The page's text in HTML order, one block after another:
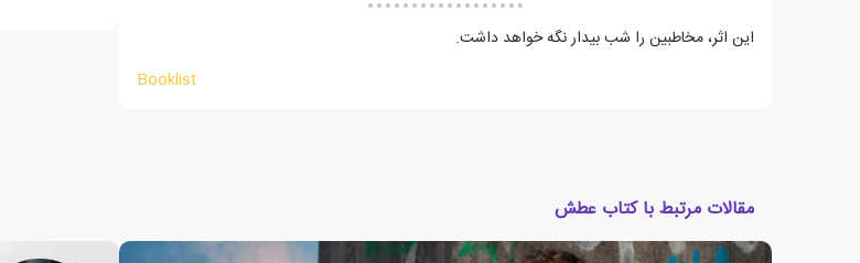
این اثر، مخاطبین را شب بیدار نگه خواهد داشت.
Booklist
مقالات مرتبط با کتاب عطش